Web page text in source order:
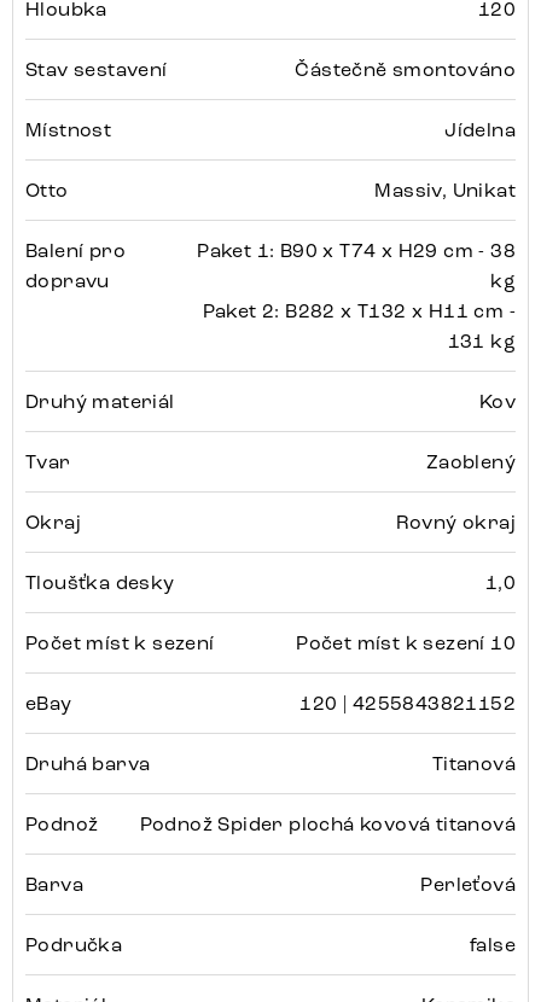
Hloubka 120
Stav sestavení Částečně smontováno
Místnost Jídelna
Otto Massiv, Unikat
Balení pro
dopravu
Paket 1: B90 x T74 x H29 cm - 38
kg
Paket 2: B282 x T132 x H11 cm -
131 kg
Druhý materiál Kov
Tvar Zaoblený
Okraj Rovný okraj
Tloušťka desky 1,0
Počet míst k sezení Počet míst k sezení 10
eBay 120 | 4255843821152
Druhá barva Titanová
Podnož Podnož Spider plochá kovová titanová
Barva Perleťová
Područka false